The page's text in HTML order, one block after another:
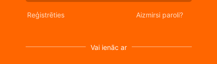
Reģistrēties Aizmirsi paroli?
Vai ienāc ar